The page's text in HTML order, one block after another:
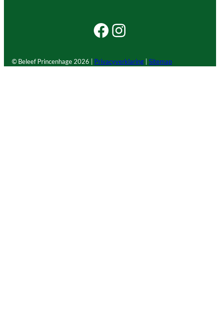
Facebook Beleef Princenhage
Instagram Beleef Princenhage
© Beleef Princenhage 2026 | Privacyverklaring Sitemap